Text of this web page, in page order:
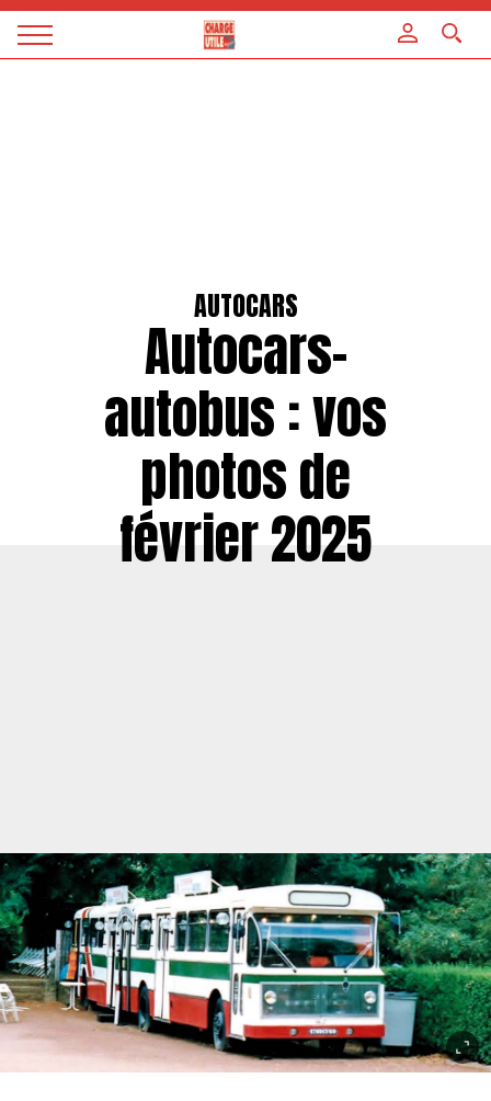
Magazine
AUTOCARS
Autocars-
autobus : vos
photos de
février 2025
Panneau de gestion des cookies